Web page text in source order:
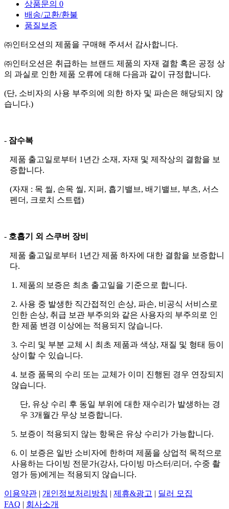
상품문의 0
배송/교환/환불
품질보증
㈜인터오션의 제품을 구매해 주셔서 감사합니다.
㈜인터오션은 취급하는 브랜드 제품의 자재 결함 혹은 공정 상
의 과실로 인한 제품 오류에 대해 다음과 같이 규정합니다.
(단, 소비자의 사용 부주의에 의한 하자 및 파손은 해당되지 않
습니다.)
- 잠수복
제품 출고일로부터 1년간 소재, 자재 및 제작상의 결함을 보
증합니다.
(자재 : 목 씰, 손목 씰, 지퍼, 흡기밸브, 배기밸브, 부츠, 서스
펜더, 크로치 스트랩)
- 호흡기 외 스쿠버 장비
제품 출고일로부터 1년간 제품 하자에 대한 결함을 보증합니
다.
1. 제품의 보증은 최초 출고일을 기준으로 합니다.
2. 사용 중 발생한 직간접적인 손상, 파손, 비공식 서비스로
인한 손상, 취급 보관 부주의와 같은 사용자의 부주의로 인
한 제품 변경 이상에는 적용되지 않습니다.
3. 수리 및 부분 교체 시 최초 제품과 색상, 재질 및 형태 등이
상이할 수 있습니다.
4. 보증 품목의 수리 또는 교체가 이미 진행된 경우 연장되지
않습니다.
단, 유상 수리 후 동일 부위에 대한 재수리가 발생하는 경
우 3개월간 무상 보증합니다.
5. 보증이 적용되지 않는 항목은 유상 수리가 가능합니다.
6. 이 보증은 일반 소비자에 한하며 제품을 상업적 목적으로
사용하는 다이빙 전문가(강사, 다이빙 마스터/리더, 수중 촬
영가 등)에게는 적용되지 않습니다.
이용약관 | 개인정보처리방침 | 제휴&광고 | 딜러 모집
FAQ | 회사소개